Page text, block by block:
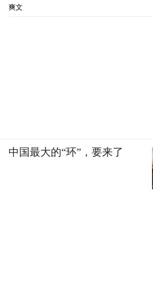
爽文
中国最大的“环”，要来了